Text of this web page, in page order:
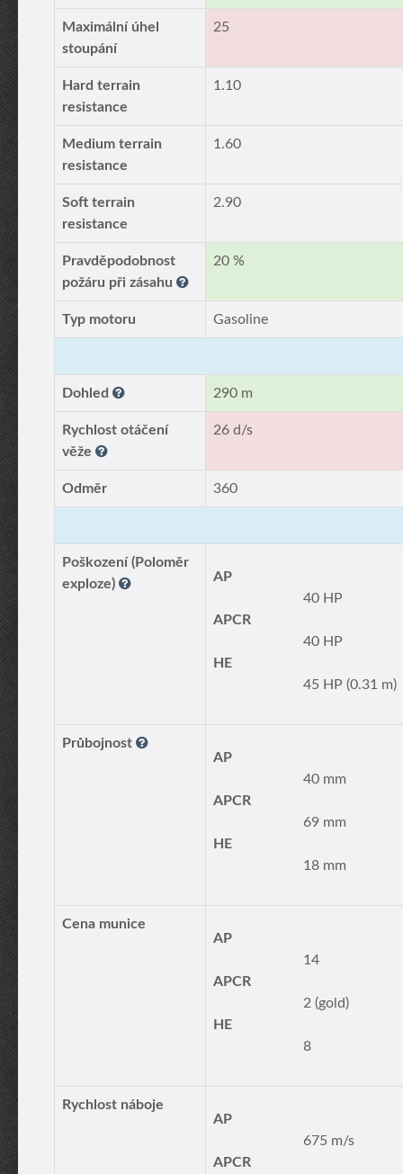
Maximální úhel
stoupání
25
Hard terrain
resistance
1.10
Medium terrain
resistance
1.60
Soft terrain
resistance
2.90
Pravděpodobnost
požáru při zásahu
20 %
Typ motoru Gasoline
Dohled 290 m
Rychlost otáčení
věže
26 d/s
Odměr 360
Poškození (Poloměr
exploze)
AP
40 HP
APCR
40 HP
HE
45 HP (0.31 m)
Průbojnost
AP
40 mm
APCR
69 mm
HE
18 mm
Cena munice
AP
14
APCR
2 (gold)
HE
8
Rychlost náboje
AP
675 m/s
APCR